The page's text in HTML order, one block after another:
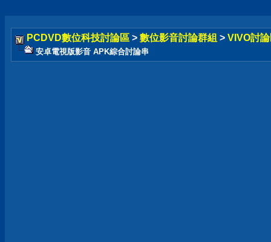
PCDVD數位科技討論區 > 數位影音討論群組 > VIVO討
安卓電視版影音 APK綜合討論串